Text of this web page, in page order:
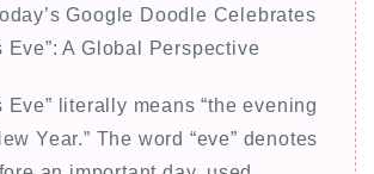
Google Doodle Celebrates
Eve”: A Global Perspective
Eve” literally means “the evening
Year.” The word “eve” denotes